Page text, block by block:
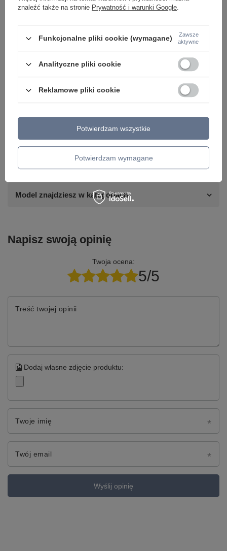
dopasowaną do Ciebie..
Napisz do nas
Model znajdziesz w kategoriach
Napisz swoją opinię
Twoja ocena:
5/5
Treść twojej opinii
Dodaj własne zdjęcie produktu:
Twoje imię
Twój email
Wyślij opinię
znaleźć także na stronie Prywatność i warunki Google.
Funkcjonalne pliki cookie (wymagane)
Zawsze
aktywne
Analityczne pliki cookie
Reklamowe pliki cookie
Potwierdzam wymagane
Potwierdzam wszystkie